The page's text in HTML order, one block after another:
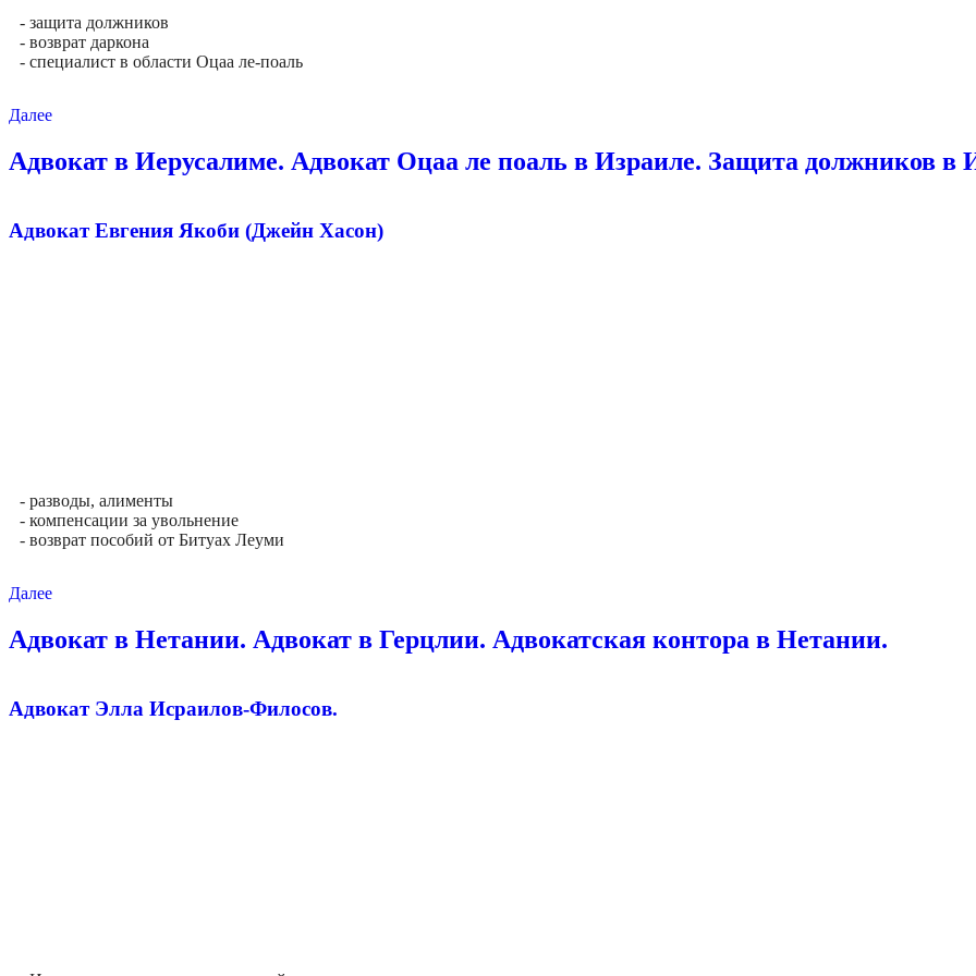
- защита должников
- возврат даркона
- специалист в области Оцаа ле-поаль
Далее
Адвокат в Иерусалиме. Адвокат Оцаа ле поаль в Израиле. Защита должников в
Адвокат Евгения Якоби (Джейн Хасон)
- разводы, алименты
- компенсации за увольнение
- возврат пособий от Битуах Леуми
Далее
Адвокат в Нетании. Адвокат в Герцлии. Адвокатская контора в Нетании.
Адвокат Элла Исраилов-Филосов.